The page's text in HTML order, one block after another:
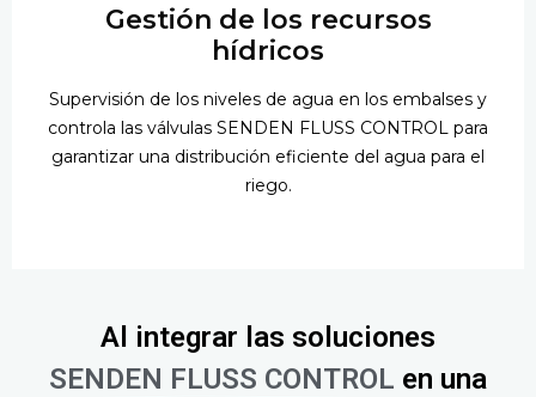
Gestión de los recursos
hídricos
Supervisión de los niveles de agua en los embalses y
controla las válvulas SENDEN FLUSS CONTROL para
garantizar una distribución eficiente del agua para el
riego.
Al integrar las soluciones
SENDEN FLUSS CONTROL en una